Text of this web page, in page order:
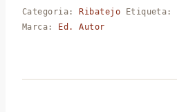
Categoria:Ribatejo Etiqueta:
Marca: Ed. Autor